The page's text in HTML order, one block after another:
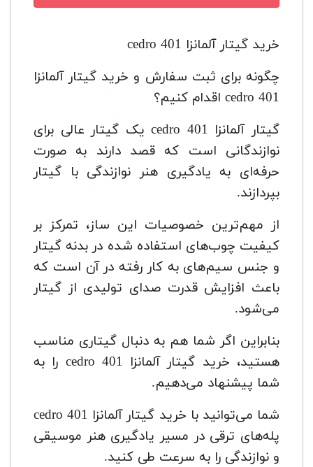
خرید گیتار آلمانزا cedro 401
چگونه برای ثبت سفارش و خرید گیتار آلمانزا
cedro 401 اقدام کنیم؟
گیتار آلمانزا cedro 401 یک گیتار عالی برای
نوازندگانی است که قصد دارند به صورت
حرفه‌ای به یادگیری هنر نوازندگی با گیتار
بپردازند.
از مهم‌ترین خصوصیات این ساز، تمرکز بر
کیفیت چوب‌های استفاده شده در بدنه گیتار
و جنس سیم‌های به کار رفته در آن است که
باعث افزایش قدرت صدای تولیدی از گیتار
می‌شود.
بنابراین اگر شما هم به دنبال گیتاری مناسب
هستید، خرید گیتار آلمانزا cedro 401 را به
شما پیشنهاد می‌دهیم.
شما می‌توانید با خرید گیتار آلمانزا cedro 401
پله‌های ترقی در مسیر یادگیری هنر موسیقی
و نوازندگی را به سرعت طی کنید.